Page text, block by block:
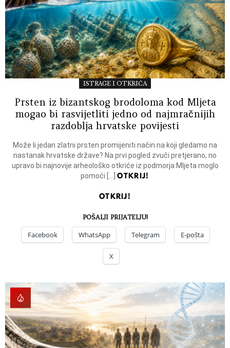
ISTRAGE I OTKRIĆA
Prsten iz bizantskog brodoloma kod Mljeta
mogao bi rasvijetliti jedno od najmračnijih
razdoblja hrvatske povijesti
Može li jedan zlatni prsten promijeniti način na koji gledamo na
nastanak hrvatske države? Na prvi pogled zvuči pretjerano, no
upravo bi najnovije arheološko otkriće iz podmorja Mljeta moglo
pomoći […]OTKRIJ!
OTKRIJ!
POŠALJI PRIJATELJU!
Facebook WhatsApp Telegram E-pošta
X